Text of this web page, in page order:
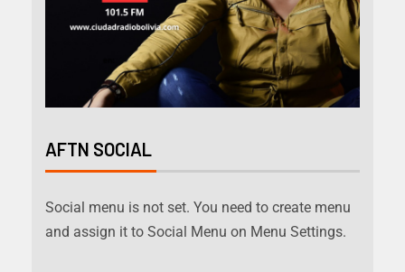
AFTN SOCIAL
Social menu is not set. You need to create menu
and assign it to Social Menu on Menu Settings.